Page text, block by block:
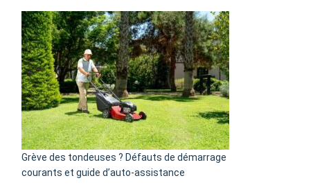
GitHub
choisir
une
caméra
de
surveillance
?
5
avantages
essentiels
de
la
Grève des tondeuses ? Défauts de démarrage
courants et guide d’auto-assistance